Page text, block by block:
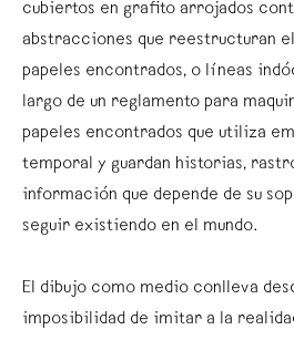
cubiertos en grafito arrojados
abstracciones que reestructuran
papeles encontrados, o líneas
largo de un reglamento para
papeles encontrados que utiliza
temporal y guardan historias,
información que depende de su
seguir existiendo en el mundo.
El dibujo como medio conlleva
imposibilidad de imitar a la